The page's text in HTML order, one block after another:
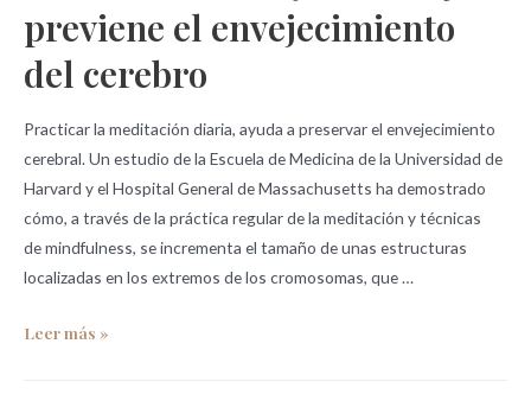
previene el envejecimiento
del cerebro
Practicar la meditación diaria, ayuda a preservar el envejecimiento
cerebral. Un estudio de la Escuela de Medicina de la Universidad de
Harvard y el Hospital General de Massachusetts ha demostrado
cómo, a través de la práctica regular de la meditación y técnicas
de mindfulness, se incrementa el tamaño de unas estructuras
localizadas en los extremos de los cromosomas, que …
Leer más »